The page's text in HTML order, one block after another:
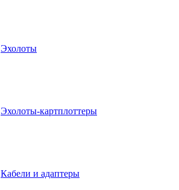
Эхолоты
Эхолоты-картплоттеры
Кабели и адаптеры